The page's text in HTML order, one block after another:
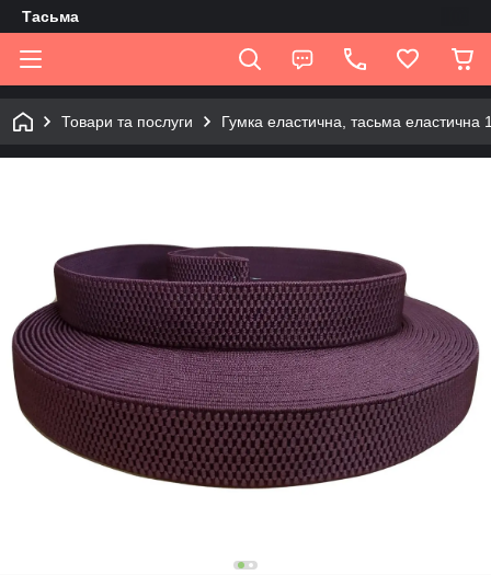
Tасьма
Товари та послуги Гумка еластична, тасьма еластична